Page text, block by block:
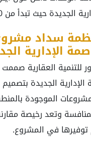
حيث تبدأ من 40 متر مربع.
سداد مشروع
الإدارية
للتنمية العقارية
الإدارية الجديدة
الموجودة
وتعد رخيصة
توفيرها في المشروع.